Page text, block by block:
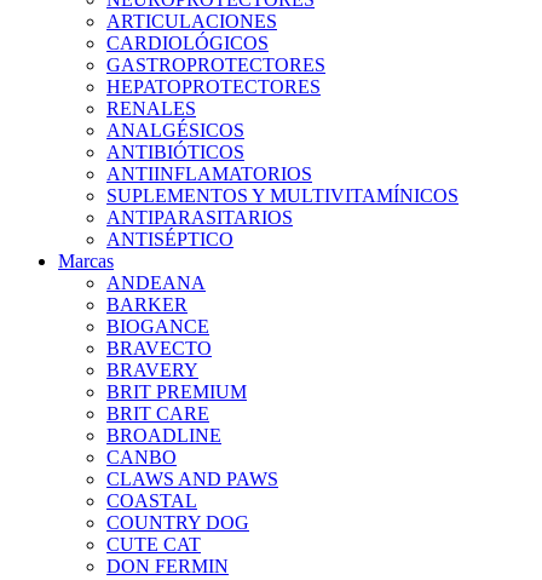
ARTICULACIONES
CARDIOLÓGICOS
GASTROPROTECTORES
HEPATOPROTECTORES
RENALES
ANALGÉSICOS
ANTIBIÓTICOS
ANTIINFLAMATORIOS
SUPLEMENTOS Y MULTIVITAMÍNICOS
ANTIPARASITARIOS
ANTISÉPTICO
Marcas
ANDEANA
BARKER
BIOGANCE
BRAVECTO
BRAVERY
BRIT PREMIUM
BRIT CARE
BROADLINE
CANBO
CLAWS AND PAWS
COASTAL
COUNTRY DOG
CUTE CAT
DON FERMIN